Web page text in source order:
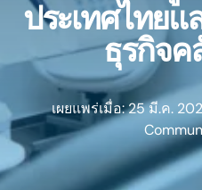
ประเทศไทยแ
ธุรกิจค
เผยแพร่เมื่อ: 25 มี.ค.